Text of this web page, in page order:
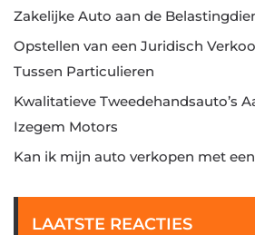
Zakelijke Auto aan de
Opstellen van een Juridisch
Tussen Particulieren
Kwalitatieve Tweedehandsauto’s
Izegem Motors
Kan ik mijn auto verkopen met
LAATSTE REACTIES